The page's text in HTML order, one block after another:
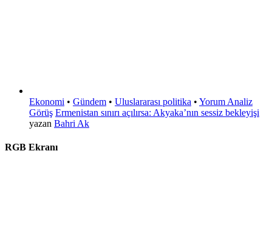
Ekonomi • Gündem • Uluslararası politika • Yorum Analiz
Görüş Ermenistan sınırı açılırsa: Akyaka’nın sessiz bekleyişi
yazan Bahri Ak
RGB Ekranı